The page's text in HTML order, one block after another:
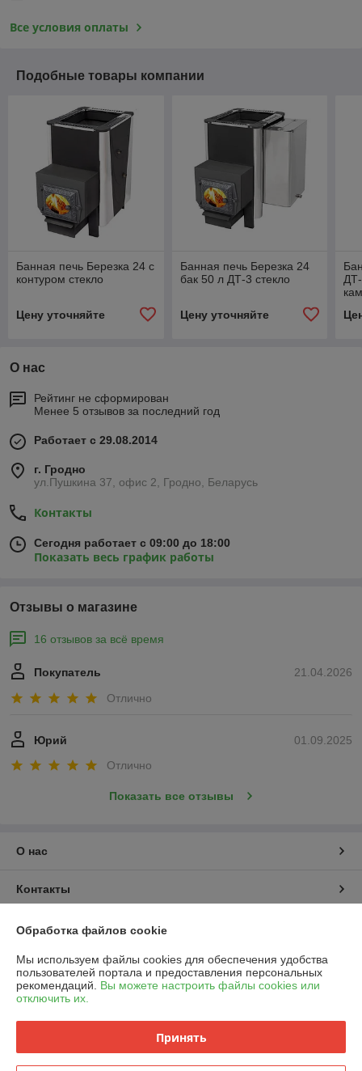
Все условия оплаты
Подобные товары компании
Банная печь Березка 24 с
контуром стекло
Цену уточняйте
Банная печь Березка 24
бак 50 л ДТ-3 стекло
Цену уточняйте
ДТ-
О нас
Рейтинг не сформирован
Менее 5 отзывов за последний год
Работает с 29.08.2014
г. Гродно
ул.Пушкина 37, офис 2, Гродно, Беларусь
Контакты
Сегодня работает с 09:00 до 18:00
Показать весь график работы
Отзывы о магазине
16 отзывов за всё время
21.04.2026
Покупатель
Отлично
01.09.2025
Юрий
Отлично
Показать все отзывы
О нас
Контакты
Доставка и оплата
График работы
Полная версия сайта
Политика обработки cookies
Обработка файлов cookie
Мы используем файлы cookies для обеспечения удобства
пользователей портала и предоставления персональных
рекомендаций. Вы можете настроить файлы cookies или
отключить их.
Принять